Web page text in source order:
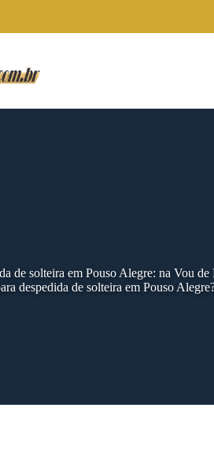
de solteira em Pouso Alegre: na Vou
despedida de solteira em Pouso